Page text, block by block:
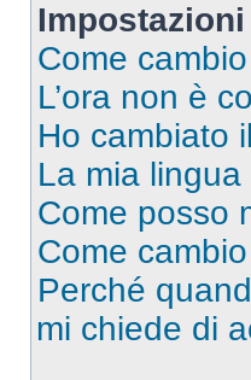
Come
L’ora non è
Ho cambiato
La mia
Come posso
Come
Perché
mi chiede di